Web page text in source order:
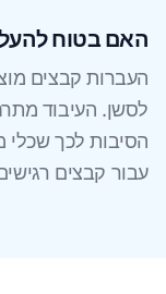
האם בטוח
העברות קבצים
לסשן. העיבוד
הסיבות לכך שכלי
עבור קבצים